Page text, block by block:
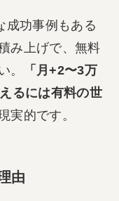
成功事例もある
み上げで、無料
。
「月+2〜3万
るには有料の世
実的です。
由